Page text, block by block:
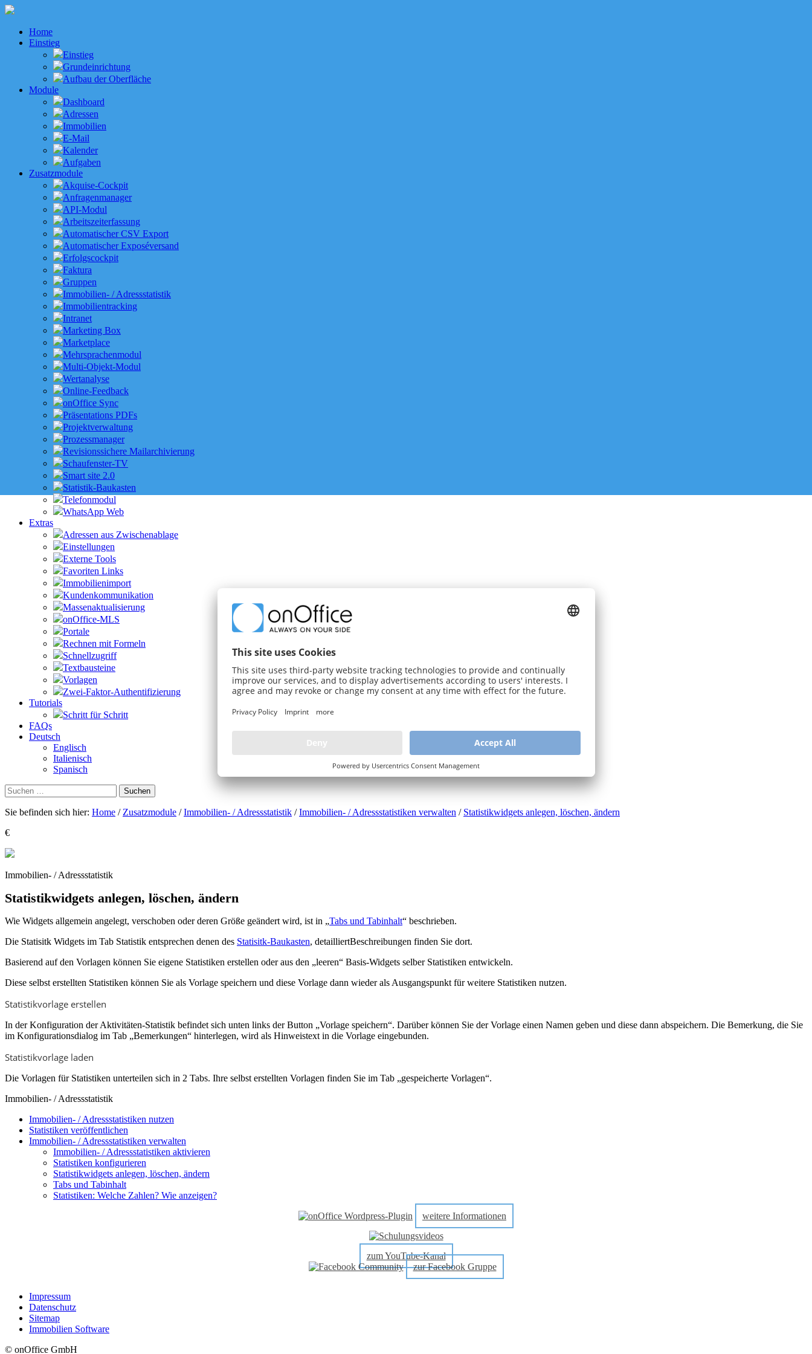
Home
Einstieg
Einstieg
Grundeinrichtung
Aufbau der Oberfläche
Module
Dashboard
Adressen
Immobilien
E-Mail
Kalender
Aufgaben
Zusatzmodule
Akquise-Cockpit
Anfragenmanager
API-Modul
Arbeitszeiterfassung
Automatischer CSV Export
Automatischer Exposéversand
Erfolgscockpit
Faktura
Gruppen
Immobilien- / Adressstatistik
Immobilientracking
Intranet
Marketing Box
Marketplace
Mehrsprachenmodul
Multi-Objekt-Modul
Wertanalyse
Online-Feedback
onOffice Sync
Präsentations PDFs
Projektverwaltung
Prozessmanager
Revisionssichere Mailarchivierung
Schaufenster-TV
Smart site 2.0
Statistik-Baukasten
Telefonmodul
WhatsApp Web
Extras
Adressen aus Zwischenablage
Einstellungen
Externe Tools
Favoriten Links
Immobilienimport
Kundenkommunikation
Massenaktualisierung
onOffice-MLS
Portale
Rechnen mit Formeln
Schnellzugriff
Textbausteine
Vorlagen
Zwei-Faktor-Authentifizierung
Tutorials
Schritt für Schritt
FAQs
Deutsch
Englisch
Italienisch
Spanisch
Suchen
nach:
Sie befinden sich hier: Home / Zusatzmodule /Immobilien- / Adressstatistik /Immobilien- / Adressstatistiken verwalten / Statistikwidgets anlegen, löschen, ändern
€
Immobilien- / Adressstatistik
Statistikwidgets anlegen, löschen, ändern
Wie Widgets allgemein angelegt, verschoben oder deren Größe geändert wird, ist in „Tabs und Tabinhalt“ beschrieben.
Die Statisitk Widgets im Tab Statistik entsprechen denen des Statisitk-Baukasten, detailliertBeschreibungen finden Sie dort.
Basierend auf den Vorlagen können Sie eigene Statistiken erstellen oder aus den „leeren“ Basis-Widgets selber Statistiken entwickeln.
Diese selbst erstellten Statistiken können Sie als Vorlage speichern und diese Vorlage dann wieder als Ausgangspunkt für weitere Statistiken nutzen.
Statistikvorlage erstellen
In der Konfiguration der Aktivitäten-Statistik befindet sich unten links der Button „Vorlage speichern“. Darüber können Sie der Vorlage einen Namen geben und diese dann abspeichern. Die Bemerkung, die Sie
im Konfigurationsdialog im Tab „Bemerkungen“ hinterlegen, wird als Hinweistext in die Vorlage eingebunden.
Statistikvorlage laden
Die Vorlagen für Statistiken unterteilen sich in 2 Tabs. Ihre selbst erstellten Vorlagen finden Sie im Tab „gespeicherte Vorlagen“.
Immobilien- / Adressstatistik
Immobilien- / Adressstatistiken nutzen
Statistiken veröffentlichen
Immobilien- / Adressstatistiken verwalten
Immobilien- / Adressstatistiken aktivieren
Statistiken konfigurieren
Statistikwidgets anlegen, löschen, ändern
Tabs und Tabinhalt
Statistiken: Welche Zahlen? Wie anzeigen?
weitere Informationen
zum YouTube-Kanal
zur Facebook Gruppe
Impressum
Datenschutz
Sitemap
Immobilien Software
© onOffice GmbH